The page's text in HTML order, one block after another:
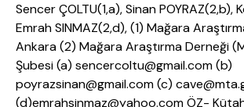
Sencer ÇOLTU(1,a), Sinan POYRAZ(2,b),
Emrah SINMAZ(2,d), (1) Mağara
Ankara (2) Mağara Araştırma Derneği
Şubesi (a) sencercoltu@gmail.com (b)
poyrazsinan@gmail.com (c)
(d)emrahsinmaz@yahoo.com ÖZ-